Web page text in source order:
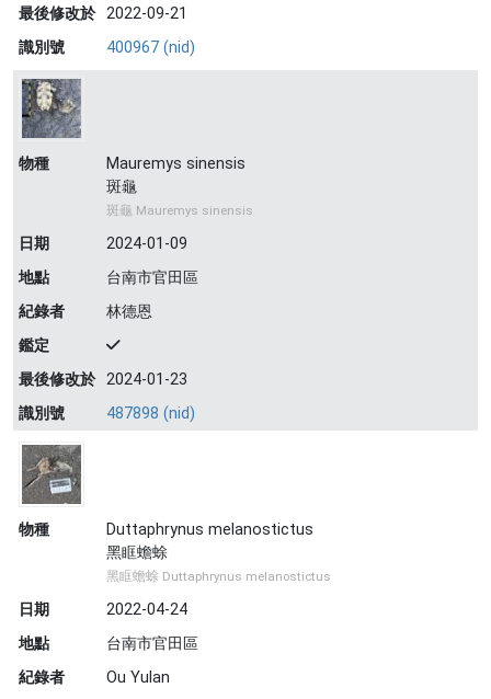
最後修改於 2022-09-21
識別號
400967 (nid)
物種
Mauremys sinensis
斑龜
斑龜 Mauremys sinensis
日期
2024-01-09
地點
台南市官田區
紀錄者
林德恩
鑑定
最後修改於 2024-01-23
識別號
487898 (nid)
物種
Duttaphrynus melanostictus
黑眶蟾蜍
黑眶蟾蜍 Duttaphrynus melanostictus
日期
2022-04-24
地點
台南市官田區
紀錄者
Ou Yulan